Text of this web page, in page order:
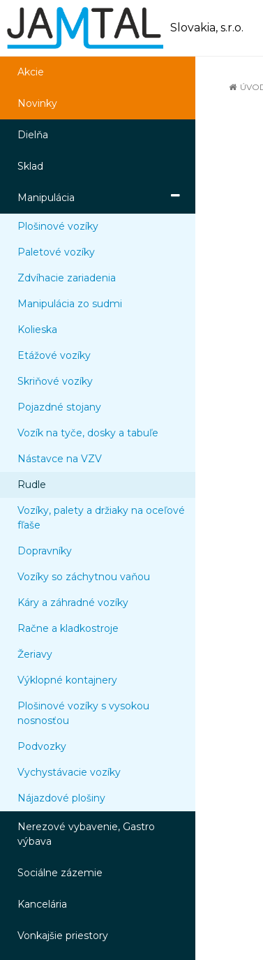
Slovakia, s.r.o.
Akcie
Novinky
Dielňa
Sklad
Manipulácia
Plošinové vozíky
Paletové vozíky
Zdvíhacie zariadenia
Manipulácia zo sudmi
Kolieska
Etážové vozíky
Skriňové vozíky
Pojazdné stojany
Vozík na tyče, dosky a tabuľe
Nástavce na VZV
Rudle
Vozíky, palety a držiaky na oceľové
fľaše
Dopravníky
Vozíky so záchytnou vaňou
Káry a záhradné vozíky
Račne a kladkostroje
Žeriavy
Výklopné kontajnery
Plošinové vozíky s vysokou
nosnosťou
Podvozky
Vychystávacie vozíky
Nájazdové plošiny
Nerezové vybavenie, Gastro
výbava
Sociálne zázemie
Kancelária
Vonkajšie priestory